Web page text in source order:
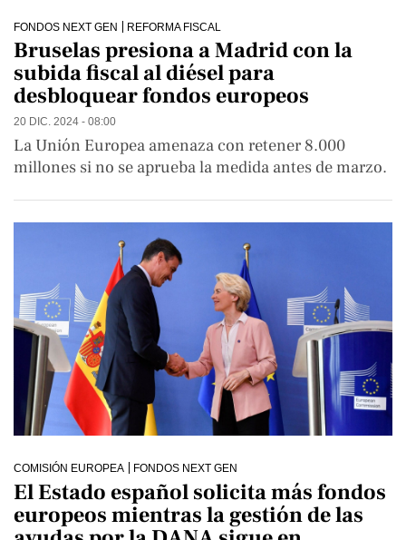
FONDOS NEXT GEN REFORMA FISCAL
Bruselas presiona a Madrid con la
subida fiscal al diésel para
desbloquear fondos europeos
20 DIC. 2024 - 08:00
La Unión Europea amenaza con retener 8.000
millones si no se aprueba la medida antes de marzo.
COMISIÓN EUROPEA FONDOS NEXT GEN
El Estado español solicita más fondos
europeos mientras la gestión de las